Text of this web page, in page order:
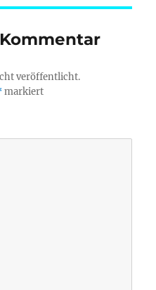
veröffentlicht.
markiert